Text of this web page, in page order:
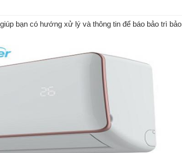
bạn có hướng xử lý và thông tin để báo bảo trì bảo